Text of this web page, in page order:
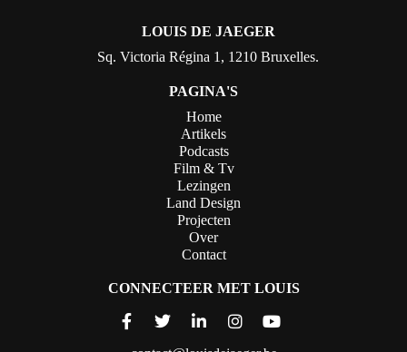
LOUIS DE JAEGER
Sq. Victoria Régina 1, 1210 Bruxelles.
PAGINA'S
Home
Artikels
Podcasts
Film & Tv
Lezingen
Land Design
Projecten
Over
Contact
CONNECTEER MET LOUIS